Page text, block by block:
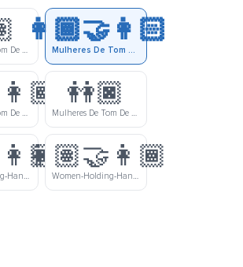
Mulheres De Tom De Pele Médio Dando As Mãos
👩🏾‍🤝‍👩🏻
Mulheres De Tom De Pele Meio Escura E De Tom De Pele Clara Dando As Mãos
Mulheres De Tom De Pele Escura E De Tom De Pele Meio Escura Dando As Mãos
👭🏿
Mulheres De Tom De Pele Escura Dando As Mãos
Women-Holding-Hands-Medium-Light-Skin-Tone-Dark-Skin-Tone
👩🏽‍🤝‍👩🏾
Women-Holding-Hands-Medium-Skin-Tone-Medium-Dark-Skin-Tone